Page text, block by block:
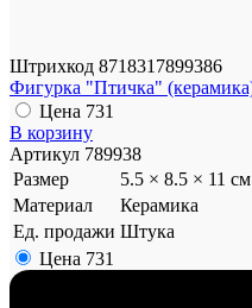
Штрихкод 8718317899386
Фигурка "Птичка"
Цена 731
В корзину
Артикул 789938
Размер
5.5 × 8.5 × 11 см
Материал
Керамика
Ед. продажи Штука
Цена 731